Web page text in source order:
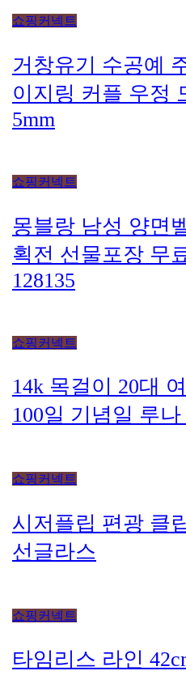
쇼핑커넥트
거창유기 수공예
이지링 커플 우정
5mm
쇼핑커넥트
몽블랑 남성 양면
획전 선물포장 무
128135
쇼핑커넥트
14k 목걸이 20대
100일 기념일 루
쇼핑커넥트
시저플립 편광 클
선글라스
쇼핑커넥트
타임리스 라인